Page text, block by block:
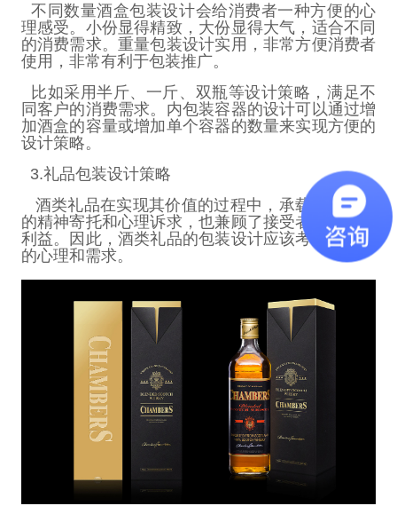
不同数量酒盒包装设计会给消费者一种方便的心
理感受。小份显得精致，大份显得大气，适合不同
的消费需求。重量包装设计实用，非常方便消费者
使用，非常有利于包装推广。
比如采用半斤、一斤、双瓶等设计策略，满足不
同客户的消费需求。内包装容器的设计可以通过增
加酒盒的容量或增加单个容器的数量来实现方便的
设计策略。
3.礼品包装设计策略
酒类礼品在实现其价值的过程中，承载着使用者
的精神寄托和心理诉求，也兼顾了接受者的地位和
利益。因此，酒类礼品的包装设计应该考虑消费者
的心理和需求。